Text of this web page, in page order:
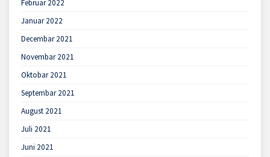
Februar 2022
Januar 2022
Decembar 2021
Novembar 2021
Oktobar 2021
Septembar 2021
August 2021
Juli 2021
Juni 2021